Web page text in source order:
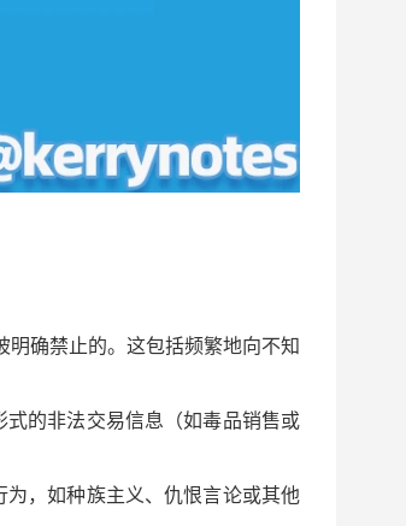
确禁止的。这包括频繁地向不知
的非法交易信息（如毒品销售或
，如种族主义、仇恨言论或其他